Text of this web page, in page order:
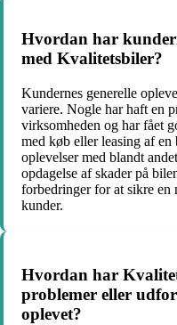
Hvordan har
med Kvalitetsbiler?
Kundernes generelle
variere. Nogle har haft en
virksomheden og har fået
med køb eller leasing af
oplevelser med blandt
opdagelse af skader på
forbedringer for at sikre en
kunder.
Hvordan har
problemer eller
oplevet?